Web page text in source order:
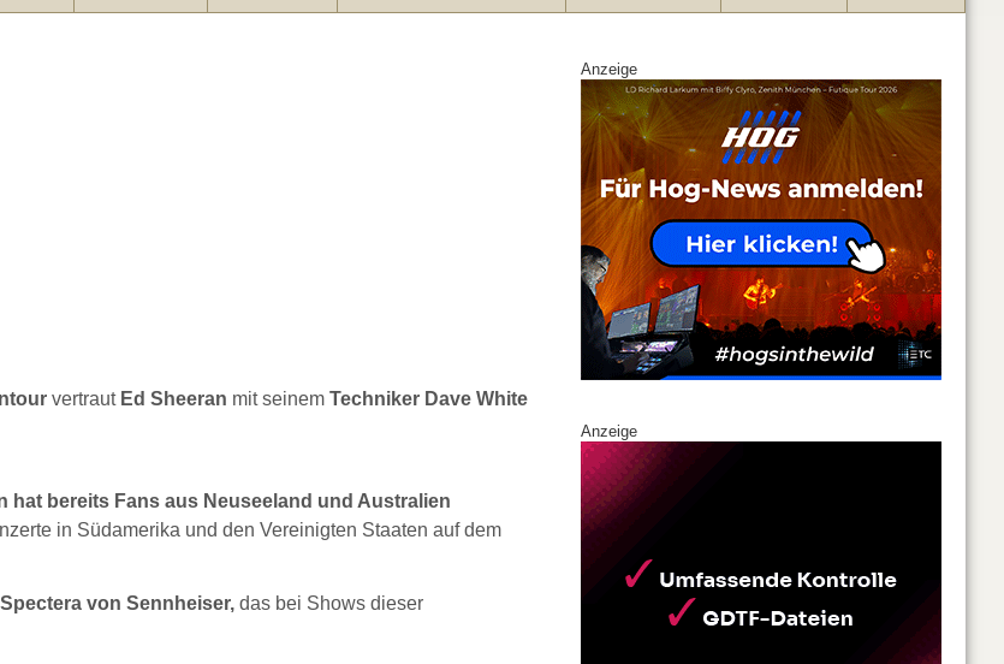
vertraut Ed Sheeran mit seinem Techniker Dave White
hat bereits Fans aus Neuseeland und Australien
in Südamerika und den Vereinigten Staaten auf dem
von Sennheiser, das bei Shows dieser
Anzeige
Anzeige